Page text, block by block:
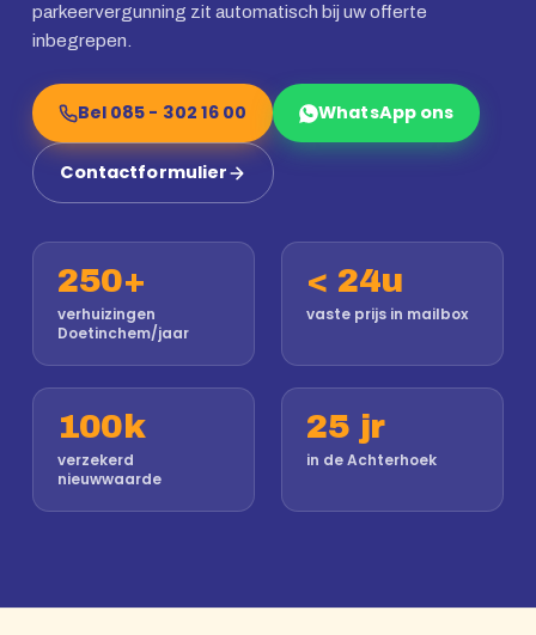
parkeervergunning zit automatisch bij uw offerte
inbegrepen.
Bel 085 - 302 16 00 WhatsApp ons
Contactformulier
250+
verhuizingen
Doetinchem/jaar
< 24u
vaste prijs in mailbox
100k
verzekerd
nieuwwaarde
25 jr
in de Achterhoek